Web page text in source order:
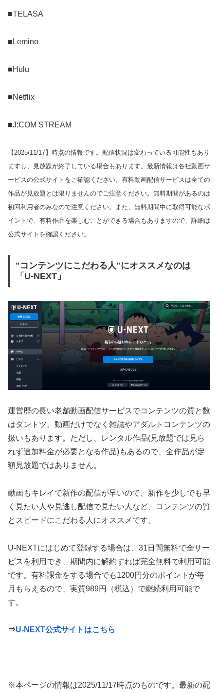
■TELASA
■Lemino
■Hulu
■Netflix
■J:COM STREAM
【2025/11/17】時点の情報です。配信状況は変わっている可能性もあり
ますし、見放題が終了している場合もあります。最新情報は各社動画サ
ービスの公式サイトをご確認ください。有料動画配信サービスは全ての
作品が見放題とは限りませんのでご注意ください。無料期間があるのは
初回利用者のみなので注意ください。また、無料期間中に取得可能なポ
イントで、有料作品を楽しむことができる場合もありますので、詳細は
公式サイトを確認ください。
"コンテンツにこだわる人"にオススメなのは
「U-NEXT」
運営歴の長い老舗動画配信サービスでコンテンツの質と数
はダントツ。動画だけでなく雑誌やアダルトコンテンツの
扱いもあります。ただし、レンタル作品(見放題では見ら
れず追加料金が必要となる作品)もあるので、全作品が定
額見放題ではありません。
動画もキレイで新作の配信が早いので、新作を少しでも早
く見たい人や見逃し配信で見たい人など、コンテンツの質
とスピードにこだわる人にオススメです。
U-NEXTにはじめて登録する場合は、31日間無料で全サー
ビスを利用でき、期間内に解約すれば完全無料で利用可能
です。有料課金をする場合でも1200円分のポイントが毎
月もらえるので、実質989円（税込）で継続利用可能で
す。
⇒U-NEXT公式サイトはこちら
※本ページの情報は2025/11/17時点のものです。最新の配